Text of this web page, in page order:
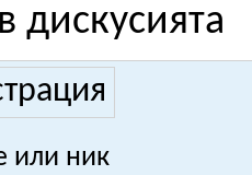
дискусията
или ник